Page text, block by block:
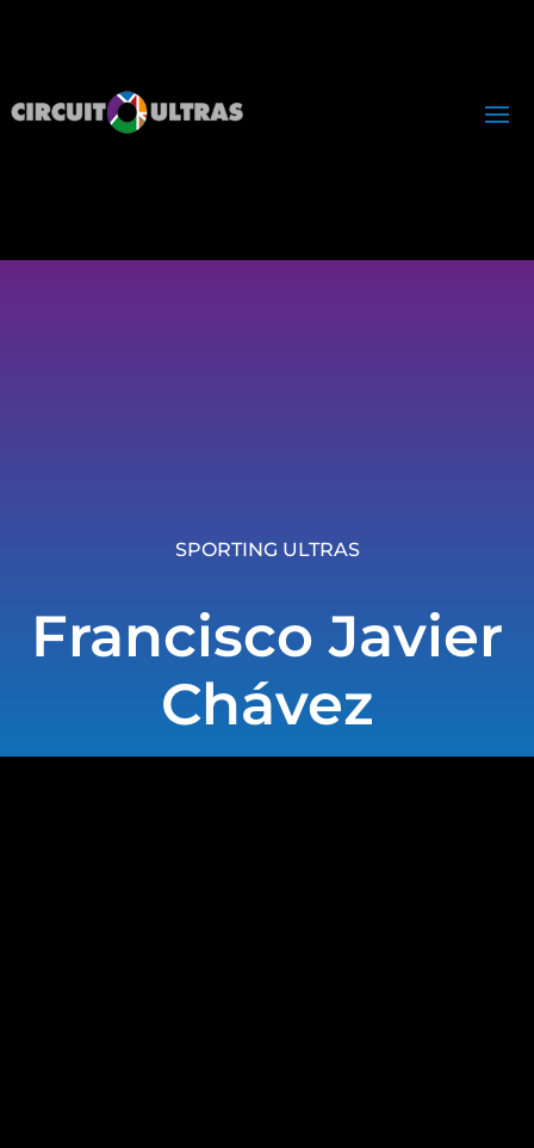
SPORTING ULTRAS
Francisco Javier
Chávez